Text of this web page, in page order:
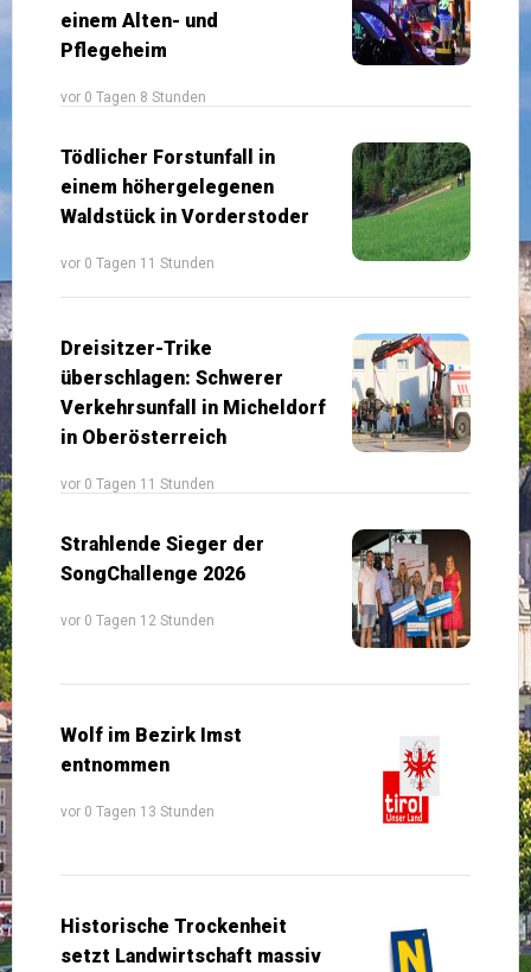
einem Alten- und
Pflegeheim
vor 0 Tagen 8 Stunden
Tödlicher Forstunfall in
einem höhergelegenen
Waldstück in Vorderstoder
vor 0 Tagen 11 Stunden
Dreisitzer-Trike
überschlagen: Schwerer
Verkehrsunfall in Micheldorf
in Oberösterreich
vor 0 Tagen 11 Stunden
Strahlende Sieger der
SongChallenge 2026
vor 0 Tagen 12 Stunden
Wolf im Bezirk Imst
entnommen
vor 0 Tagen 13 Stunden
Historische Trockenheit
setzt Landwirtschaft massiv